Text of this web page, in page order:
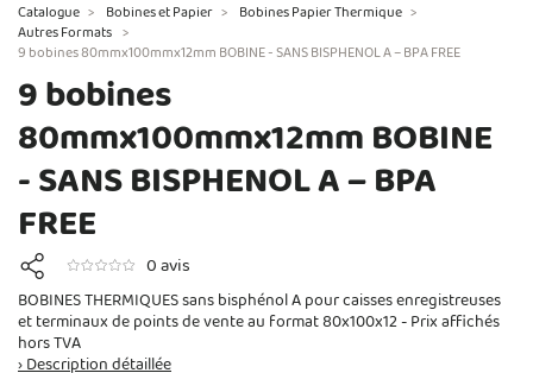
Catalogue > Bobines et Papier > Bobines Papier Thermique >
Autres Formats >
9 bobines 80mmx100mmx12mm BOBINE - SANS BISPHENOL A – BPA FREE
9 bobines
80mmx100mmx12mm BOBINE
- SANS BISPHENOL A – BPA
FREE
0 avis
BOBINES THERMIQUES sans bisphénol A pour caisses enregistreuses
et terminaux de points de vente au format 80x100x12 - Prix affichés
hors TVA
› Description détaillée